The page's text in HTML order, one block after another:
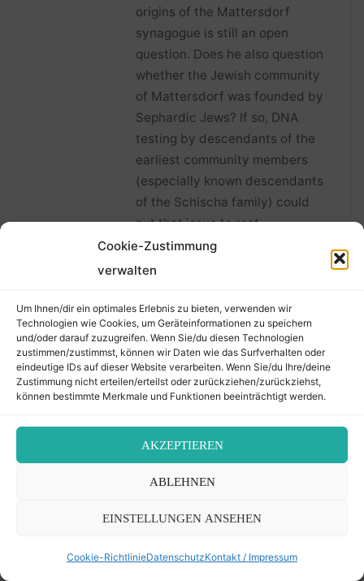
Cookie-Zustimmung
verwalten
Um Ihnen/dir ein optimales Erlebnis zu bieten, verwenden wir
Technologien wie Cookies, um Geräteinformationen zu speichern
und/oder darauf zuzugreifen. Wenn Sie/du diesen Technologien
zustimmen/zustimmst, können wir Daten wie das Surfverhalten oder
eindeutige IDs auf dieser Website verarbeiten. Wenn Sie/du Ihre/deine
Zustimmung nicht erteilen/erteilst oder zurückziehen/zurückziehst,
können bestimmte Merkmale und Funktionen beeinträchtigt werden.
AKZEPTIEREN
ABLEHNEN
EINSTELLUNGEN ANSEHEN
Cookie-RichtlinieDatenschutzKontakt / Impressum
origins of the Mattersdorf
synagogue is still an open
question. Does he also question
whether the Jewish community
of Mattersdorf was founded by
Sephardic Jews? If so, DNA
testing by descendants of the
earliest community members
(especially known descendants
of the Schischa family) could
put that issue to rest.
Johannes vor 16 Jahren ANTWORTEN
Mail schon unterwegs!
Now I would try another hypothesis:
was נתקן מחדש in the year 5635.
him to the ceiling) saw the writing עד כי